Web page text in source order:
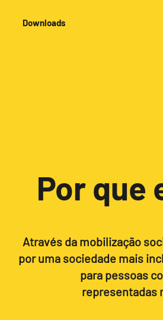
Downloads
Por que
Através da mobilização
por uma sociedade mais
para pessoas
representadas